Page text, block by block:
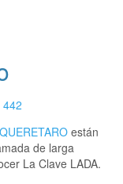
442
QUERETARO están
de larga
La Clave LADA.